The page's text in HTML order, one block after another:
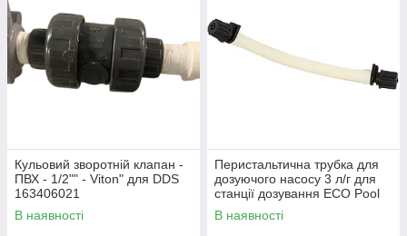
Кульовий зворотній клапан -
ПВХ - 1/2"" - Viton" для DDS
163406021
В наявності
Перистальтична трубка для
дозуючого насосу 3 л/г для
станції дозування ECO Pool
Director 06PD0301SP1
В наявності